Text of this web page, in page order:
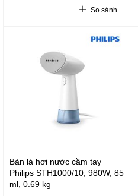
So sánh
Bàn là hơi nước cầm tay
Philips STH1000/10, 980W, 85
ml, 0.69 kg